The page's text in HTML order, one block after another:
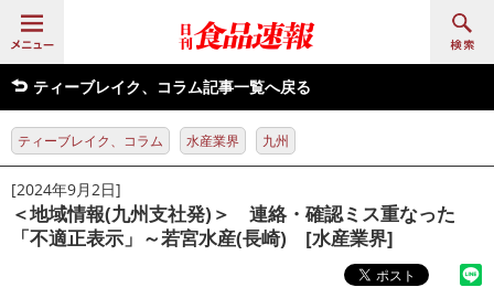
ティーブレイク、コラム記事一覧へ戻る
ティーブレイク、コラム 水産業界 九州
[2024年9月2日]
＜地域情報(九州支社発)＞ 連絡・確認ミス重なった
「不適正表示」～若宮水産(長崎) [水産業界]